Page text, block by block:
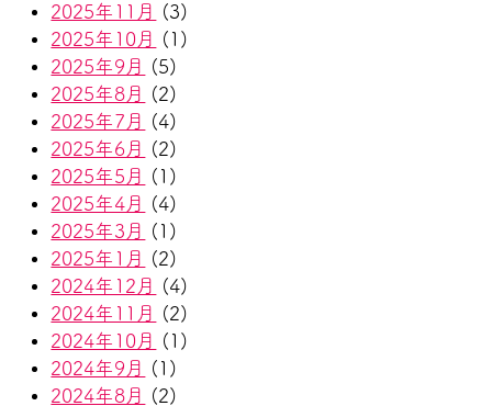
2025年11月
(3)
2025年10月
(1)
2025年9月
(5)
2025年8月
(2)
2025年7月
(4)
2025年6月
(2)
2025年5月
(1)
2025年4月
(4)
2025年3月
(1)
2025年1月
(2)
2024年12月
(4)
2024年11月
(2)
2024年10月
(1)
2024年9月
(1)
2024年8月
(2)